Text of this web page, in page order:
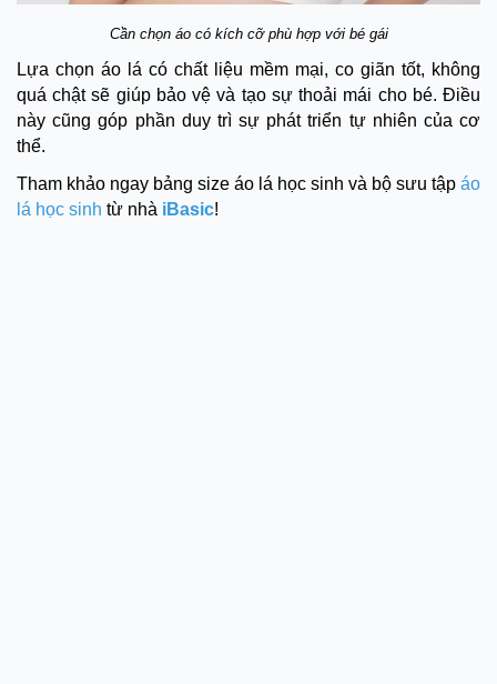
Cần chọn áo có kích cỡ phù hợp với bé gái
Lựa chọn áo lá có chất liệu mềm mại, co giãn tốt, không
quá chật sẽ giúp bảo vệ và tạo sự thoải mái cho bé. Điều
này cũng góp phần duy trì sự phát triển tự nhiên của cơ
thể.
Tham khảo ngay bảng size áo lá học sinh và bộ sưu tập áo
lá học sinh từ nhà iBasic!